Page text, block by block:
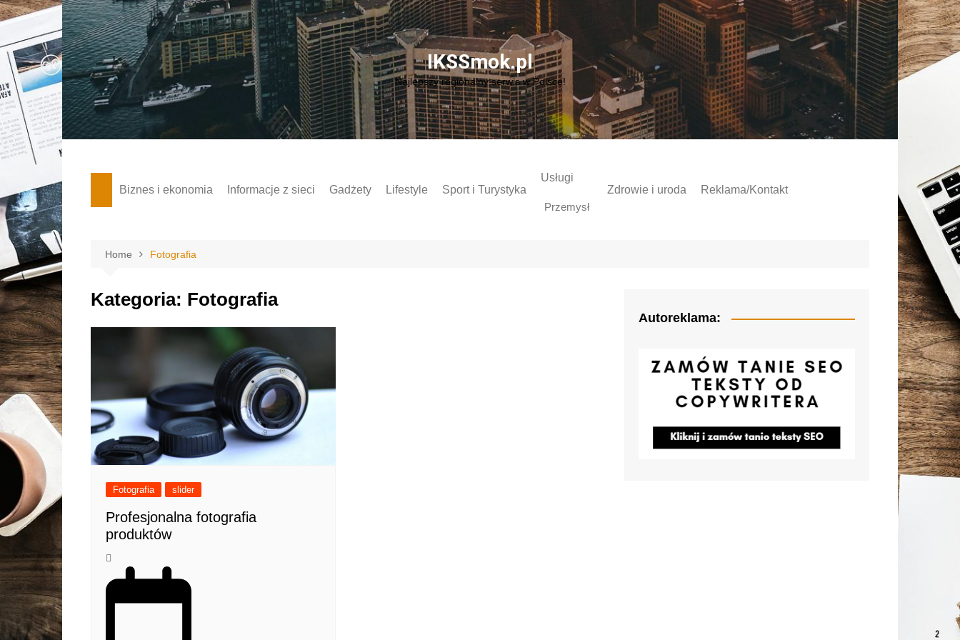
Skip
to
content
IKSSmok.pl
Najlepszy regionalny serwis w Polsce!
Biznes i ekonomia Informacje z sieci Gadżety Lifestyle Sport i Turystyka
Usługi
Przemysł
Zdrowie i uroda Reklama/Kontakt
Home Fotografia
Kategoria: Fotografia
Fotografia slider
Profesjonalna fotografia
produktów
Autoreklama: